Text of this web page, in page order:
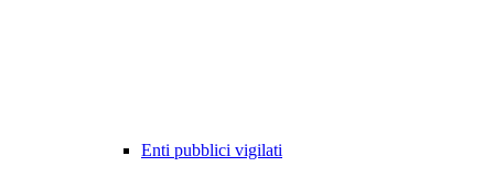
Enti pubblici vigilati